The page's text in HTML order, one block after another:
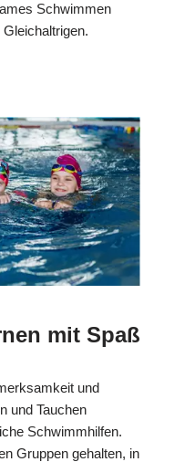
Schwimmen
mit Spaß
und
und Tauchen
Schwimmhilfen.
Gruppen gehalten, in